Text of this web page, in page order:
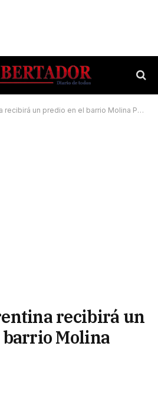
un predio en el barrio Molina Punta
recibirá un
Molina